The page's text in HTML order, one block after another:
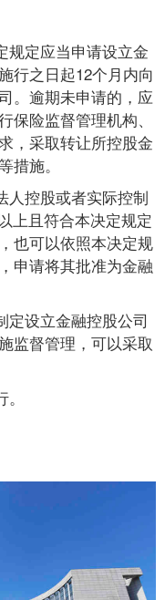
定应当申请设立金
行之日起12个月内向
。逾期未申请的，应
险监督管理机构、
，采取转让所控股金
措施。
控股或者实际控制
上且符合本决定规定
也可以依照本决定规
申请将其批准为金融
设立金融控股公司
监督管理，可以采取